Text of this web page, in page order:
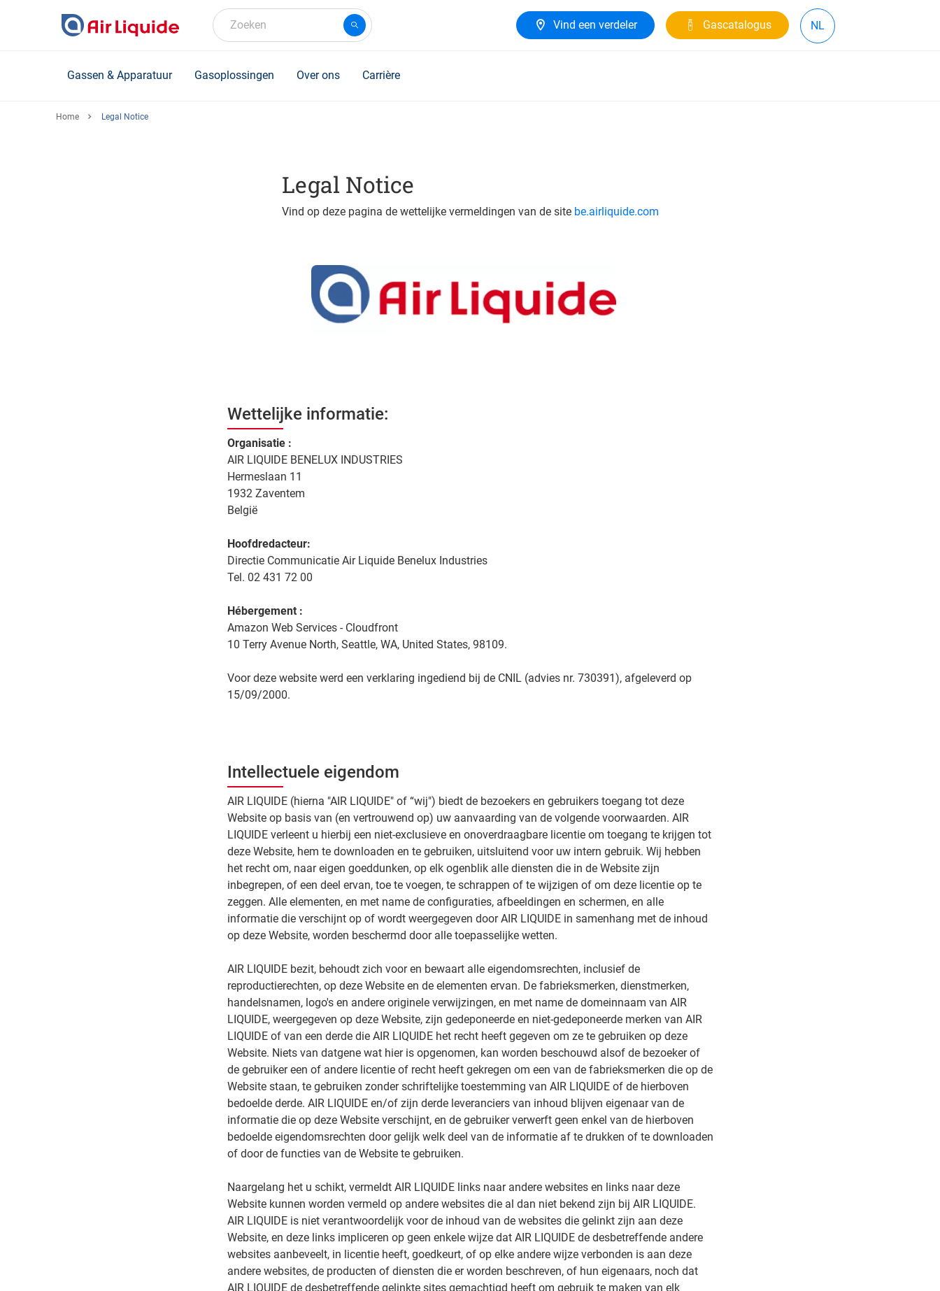
Zoeken Vind een verdeler Gascatalogus NL
Gassen & Apparatuur Gasoplossingen Over ons Carrière
Home Legal Notice
Legal Notice
Vind op deze pagina de wettelijke vermeldingen van de site be.airliquide.com
Wettelijke informatie:
Organisatie :
AIR LIQUIDE BENELUX INDUSTRIES
Hermeslaan 11
1932 Zaventem
België
Hoofdredacteur:
Directie Communicatie Air Liquide Benelux Industries
Tel. 02 431 72 00
Hébergement :
Amazon Web Services - Cloudfront
10 Terry Avenue North, Seattle, WA, United States, 98109.
Voor deze website werd een verklaring ingediend bij de CNIL (advies nr. 730391), afgeleverd op
15/09/2000.
Intellectuele eigendom
AIR LIQUIDE (hierna "AIR LIQUIDE" of “wij") biedt de bezoekers en gebruikers toegang tot deze
Website op basis van (en vertrouwend op) uw aanvaarding van de volgende voorwaarden. AIR
LIQUIDE verleent u hierbij een niet-exclusieve en onoverdraagbare licentie om toegang te krijgen tot
deze Website, hem te downloaden en te gebruiken, uitsluitend voor uw intern gebruik. Wij hebben
het recht om, naar eigen goeddunken, op elk ogenblik alle diensten die in de Website zijn
inbegrepen, of een deel ervan, toe te voegen, te schrappen of te wijzigen of om deze licentie op te
zeggen. Alle elementen, en met name de configuraties, afbeeldingen en schermen, en alle
informatie die verschijnt op of wordt weergegeven door AIR LIQUIDE in samenhang met de inhoud
op deze Website, worden beschermd door alle toepasselijke wetten.
AIR LIQUIDE bezit, behoudt zich voor en bewaart alle eigendomsrechten, inclusief de
reproductierechten, op deze Website en de elementen ervan. De fabrieksmerken, dienstmerken,
handelsnamen, logo's en andere originele verwijzingen, en met name de domeinnaam van AIR
LIQUIDE, weergegeven op deze Website, zijn gedeponeerde en niet-gedeponeerde merken van AIR
LIQUIDE of van een derde die AIR LIQUIDE het recht heeft gegeven om ze te gebruiken op deze
Website. Niets van datgene wat hier is opgenomen, kan worden beschouwd alsof de bezoeker of
de gebruiker een of andere licentie of recht heeft gekregen om een van de fabrieksmerken die op de
Website staan, te gebruiken zonder schriftelijke toestemming van AIR LIQUIDE of de hierboven
bedoelde derde. AIR LIQUIDE en/of zijn derde leveranciers van inhoud blijven eigenaar van de
informatie die op deze Website verschijnt, en de gebruiker verwerft geen enkel van de hierboven
bedoelde eigendomsrechten door gelijk welk deel van de informatie af te drukken of te downloaden
of door de functies van de Website te gebruiken.
Naargelang het u schikt, vermeldt AIR LIQUIDE links naar andere websites en links naar deze
Website kunnen worden vermeld op andere websites die al dan niet bekend zijn bij AIR LIQUIDE.
AIR LIQUIDE is niet verantwoordelijk voor de inhoud van de websites die gelinkt zijn aan deze
Website, en deze links impliceren op geen enkele wijze dat AIR LIQUIDE de desbetreffende andere
websites aanbeveelt, in licentie heeft, goedkeurt, of op elke andere wijze verbonden is aan deze
andere websites, de producten of diensten die er worden beschreven, of hun eigenaars, noch dat
AIR LIQUIDE de desbetreffende gelinkte sites gemachtigd heeft om gebruik te maken van elk